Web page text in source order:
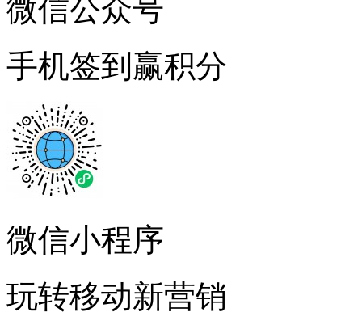
微信公众号
手机签到赢积分
微信小程序
玩转移动新营销